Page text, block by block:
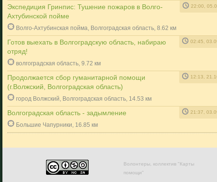
Экспедиция Гринпис: Тушение пожаров в Волго-
Ахтубинской пойме
22:00,
Волго-Ахтубинская пойма, Волгоградская область, 8.62 км
Готов выехать в Волгоградскую область, набираю
отряд!
02:45,
волгоградская область, 9.72 км
Продолжается сбор гуманитарной помощи
(г.Волжский, Волгоградская область)
12:13,
город Волжский, Волгоградская область, 14.53 км
Волгоградская область - задымление 21:37,
Большие Чапурники, 16.85 км
Волонтеры, коллектив "Карты
помощи"